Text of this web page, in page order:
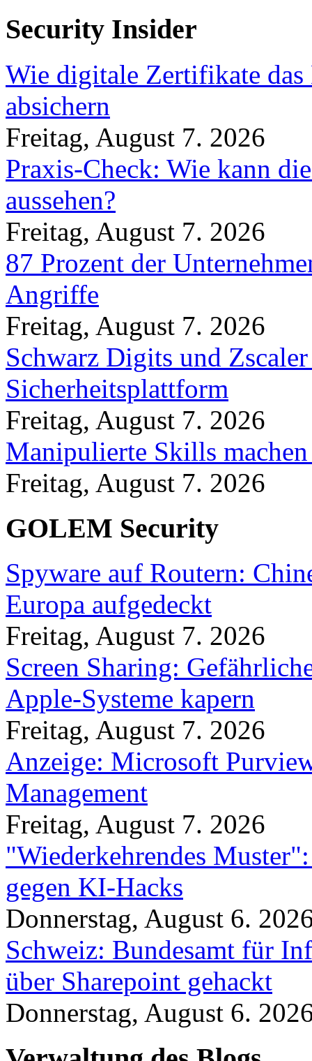
Security Insider
Wie digitale Zertifikate
absichern
Freitag, August 7. 2026
Praxis-Check: Wie kann
aussehen?
Freitag, August 7. 2026
87 Prozent der
Angriffe
Freitag, August 7. 2026
Schwarz Digits und
Sicherheitsplattform
Freitag, August 7. 2026
Manipulierte Skills
Freitag, August 7. 2026
GOLEM Security
Spyware auf Routern:
Europa aufgedeckt
Freitag, August 7. 2026
Screen Sharing:
Apple-Systeme kapern
Freitag, August 7. 2026
Anzeige: Microsoft
Management
Freitag, August 7. 2026
"Wiederkehrendes
gegen KI-Hacks
Donnerstag, August 6.
Schweiz: Bundesamt für
über Sharepoint gehackt
Donnerstag, August 6.